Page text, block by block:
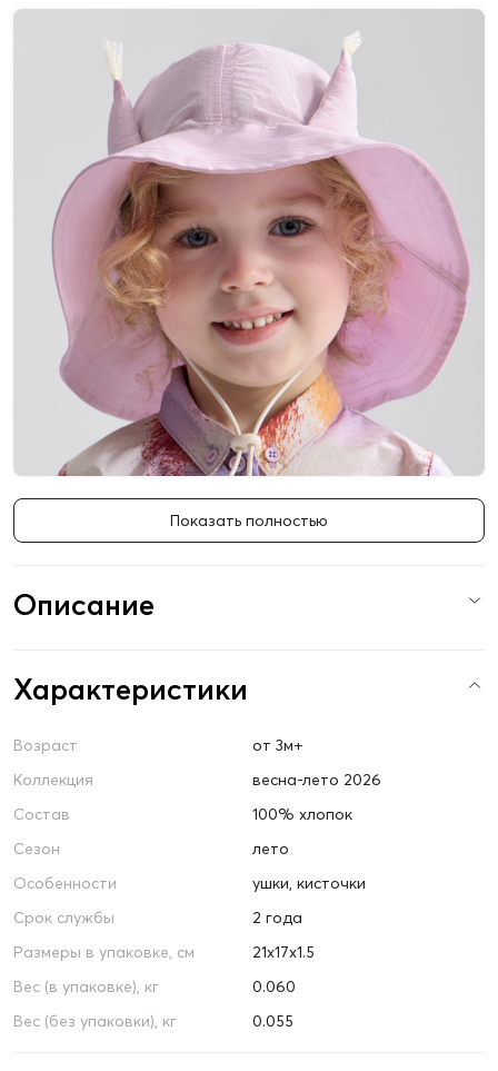
Показать полностью
Описание
Характеристики
Возраст
от 3м+
Коллекция
весна-лето 2026
Состав
100% хлопок
Сезон
лето
Особенности
ушки, кисточки
Срок службы
2 года
Размеры в упаковке, см
21х17х1.5
Вес (в упаковке), кг
0.060
Вес (без упаковки), кг
0.055